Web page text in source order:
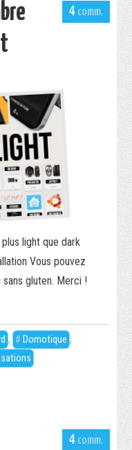
4
light que dark
Vous pouvez
gluten. Merci !
, Domotique ,
4